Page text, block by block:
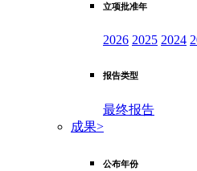
立项批准年
2026 2025 2024
报告类型
最终报告
成果>
公布年份